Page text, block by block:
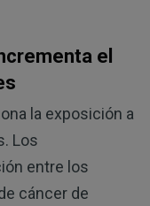
el
la exposición a
Los
entre los
cáncer de